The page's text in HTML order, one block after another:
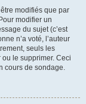
modifiés que par
modifier un
du sujet (c’est
n’a voté, l’auteur
seuls les
le supprimer. Ceci
cours de sondage.